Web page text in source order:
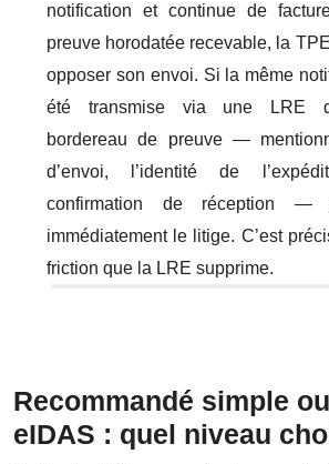
notification et continue de
preuve horodatée recevable, la
opposer son envoi. Si la même
été transmise via une LRE
bordereau de preuve —
d’envoi, l’identité de
confirmation de réception —
immédiatement le litige. C’est
friction que la LRE supprime.
Recommandé simple
eIDAS : quel niveau